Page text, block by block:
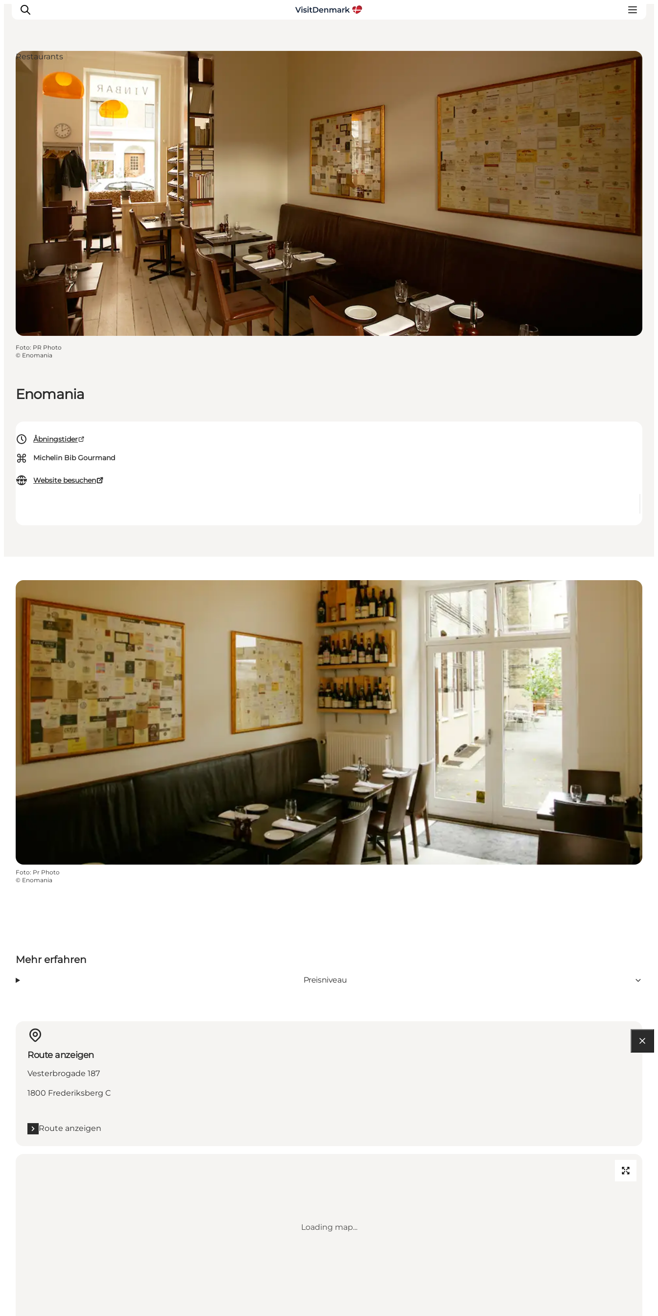
Inspiration
Regionen
Unterkünfte
Reiseplanung
Enomania
Åbningstider
⌘ Michelin Bib Gourmand
Website besuchen
Restaurants
Foto: PR Photo
© Enomania
Foto: Pr Photo
© Enomania
Mehr erfahren
Preisniveau
Route anzeigen
Vesterbrogade 187
1800 Frederiksberg C
Route anzeigen
Loading map...